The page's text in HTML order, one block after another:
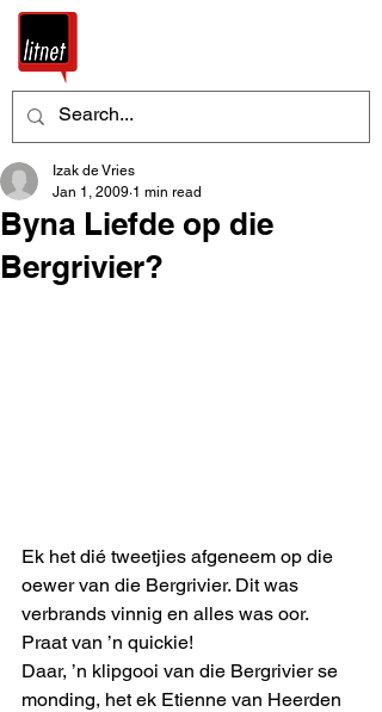
Byna Liefde op die
Bergrivier?
Izak de Vries
Jan 1, 2009 1 min read
Ek het dié tweetjies afgeneem op die
oewer van die Bergrivier. Dit was
verbrands vinnig en alles was oor.
Praat van ’n quickie!
Daar, ’n klipgooi van die Bergrivier se
monding, het ek Etienne van Heerden